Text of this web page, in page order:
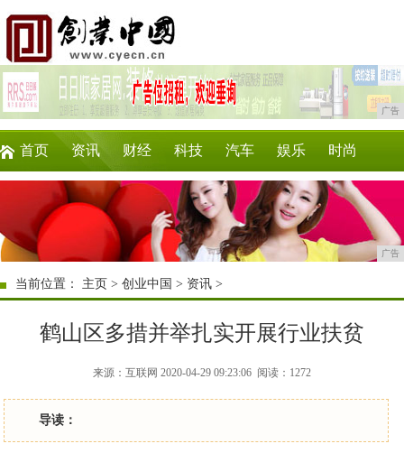
广告
首页 资讯 财经 科技 汽车 娱乐 时尚
游戏 美食 商讯 消费 购物
广告
当前位置： 主页 >创业中国 > 资讯 >
鹤山区多措并举扎实开展行业扶贫
来源：互联网 2020-04-29 09:23:06 阅读：1272
导读：